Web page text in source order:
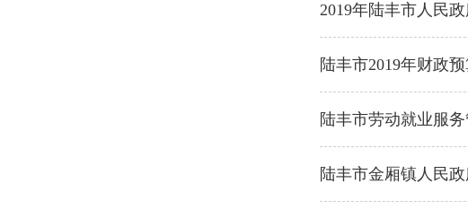
2019年陆丰市人民
陆丰市2019年财政
陆丰市劳动就业服
陆丰市金厢镇人民